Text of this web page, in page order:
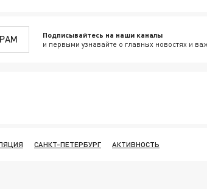
Подписывайтесь на наши каналы
и первыми узнавайте о главных новостях и
САНКТ-ПЕТЕРБУРГ АКТИВНОСТЬ